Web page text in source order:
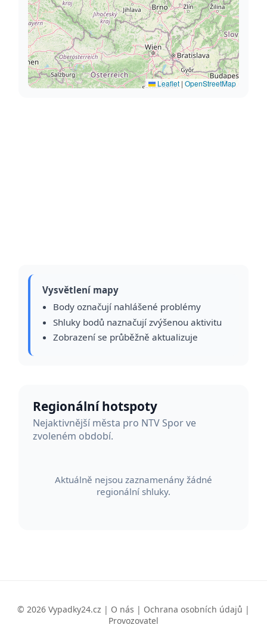
Leaflet | OpenStreetMap
Vysvětlení mapy
Body označují nahlášené problémy
Shluky bodů naznačují zvýšenou aktivitu
Zobrazení se průběžně aktualizuje
Regionální hotspoty
Nejaktivnější města pro NTV Spor ve
zvoleném období.
Aktuálně nejsou zaznamenány žádné
regionální shluky.
© 2026 Vypadky24.cz | O nás | Ochrana osobních údajů |
Provozovatel